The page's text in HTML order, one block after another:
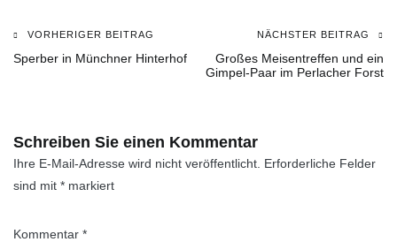
Beitragsnavigation
VORHERIGER BEITRAG
Sperber in Münchner Hinterhof
NÄCHSTER BEITRAG
Großes Meisentreffen und ein
Gimpel-Paar im Perlacher Forst
Schreiben Sie einen Kommentar
Ihre E-Mail-Adresse wird nicht veröffentlicht. Erforderliche Felder
sind mit * markiert
Kommentar *